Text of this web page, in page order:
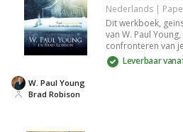
Dit werkboek,
van W. Paul
confronteren van
zijde. Met
biedt het boek
heelheid, zowel
Perfect voor wie
Leverbaar
Brad Robison
W. Paul Young